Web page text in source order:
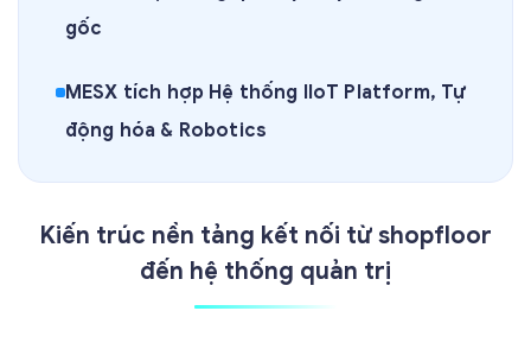
gốc
MESX tích hợp Hệ thống IIoT Platform, Tự
động hóa & Robotics
Kiến trúc nền tảng kết nối từ shopfloor
đến hệ thống quản trị